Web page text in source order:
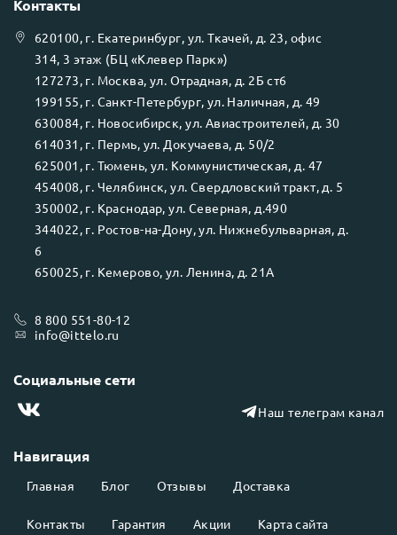
Навигация
Главная Блог Отзывы Доставка
Контакты Гарантия Акции Карта сайта
Контакты
620100, г. Екатеринбург, ул.Ткачей, д. 23, офис
314, 3 этаж (БЦ «Клевер Парк»)
127273, г. Москва, ул. Отрадная, д. 2Б ст6
199155, г. Санкт-Петербург, ул. Наличная, д. 49
630084, г. Новосибирск, ул. Авиастроителей, д. 30
614031 , г. Пермь, ул. Докучаева, д. 50/2
625001 , г. Тюмень, ул. Коммунистическая, д. 47
454008, г. Челябинск, ул. Свердловский тракт, д. 5
350002, г. Краснодар, ул. Северная, д.490
344022, г. Ростов-на-Дону, ул. Нижнебульварная, д.
6
650025, г. Кемерово, ул. Ленина, д. 21А
8 800 551-80-12
info@ittelo.ru
Социальные сети
Наш телеграм канал